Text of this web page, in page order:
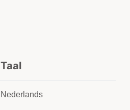
Taal
Nederlands